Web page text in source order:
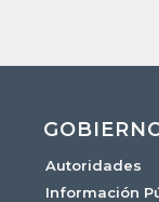
Autoridades
Información